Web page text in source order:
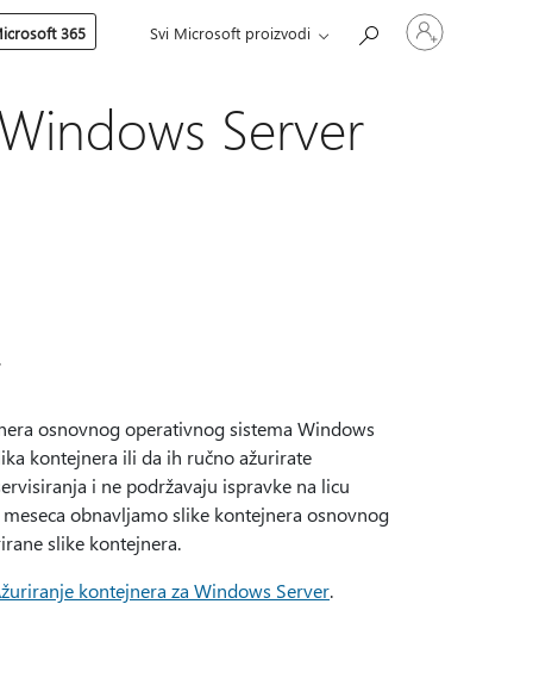
365 Svi Microsoft proizvodi
Prijavite
se
Server
osnovnog operativnog sistema Windows
kontejnera ili da ih ručno ažurirate
i ne podržavaju ispravke na licu
obnavljamo slike kontejnera osnovnog
slike kontejnera.
kontejnera za Windows Server.